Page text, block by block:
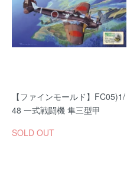
【ファインモールド】FC05)1/
48 一式戦闘機 隼三型甲
SOLD OUT